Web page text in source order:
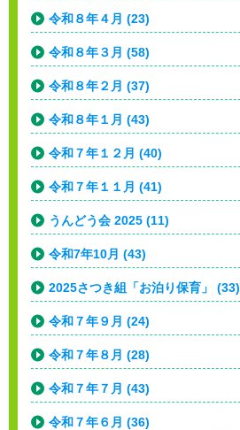
令和８年４月 (23)
令和８年３月 (58)
令和８年２月 (37)
令和８年１月 (43)
令和７年１２月 (40)
令和７年１１月 (41)
うんどう会 2025 (11)
令和7年10月 (43)
2025さつき組「お泊り保育」 (33)
令和７年９月 (24)
令和７年８月 (28)
令和７年７月 (43)
令和７年６月 (36)